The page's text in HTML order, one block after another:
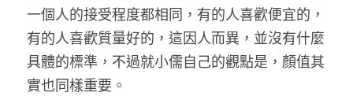
一個人的接受程度都相同，有的人喜歡便宜的，
有的人喜歡質量好的，這因人而異，並沒有什麼
具體的標準，不過就小儒自己的觀點是，顏值其
實也同樣重要。